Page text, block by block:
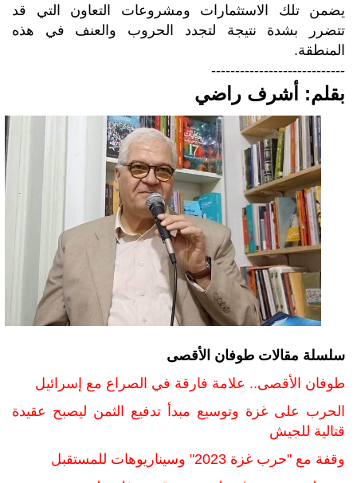
يضمن تلك الاستثمارات ومشروعات التعاون التي قد
تتضرر بشدة نتيجة لتجدد الحروب والعنف في هذه
المنطقة.
----------------------------
بقلم: أشرف راضي
سلسلة مقالات طوفان الأقصى
طوفان الأقصى.. علامة فارقة في الصراع مع إسرائيل
الحرب على غزة وتوسيع مبدأ تدفيع الثمن ليصبح عقيدة
قتالية للجيش
وقفة مع "حرب غزة 2023" وسيناريوهات للمستقبل